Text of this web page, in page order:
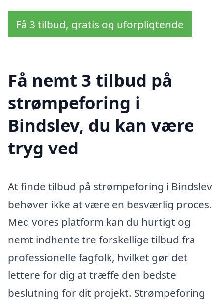
Få 3 tilbud, gratis og uforpligtende
Få nemt 3 tilbud på
strømpeforing i
Bindslev, du kan være
tryg ved
At finde tilbud på strømpeforing i Bindslev
behøver ikke at være en besværlig proces.
Med vores platform kan du hurtigt og
nemt indhente tre forskellige tilbud fra
professionelle fagfolk, hvilket gør det
lettere for dig at træffe den bedste
beslutning for dit projekt. Strømpeforing